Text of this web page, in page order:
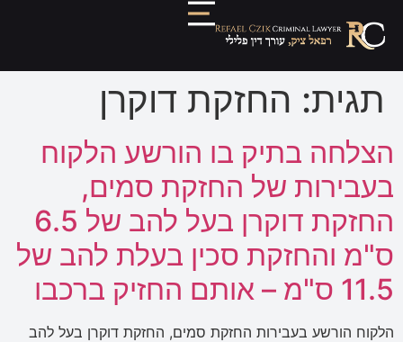
תגית: החזקת דוקרן
הצלחה בתיק בו הורשע הלקוח
בעבירות של החזקת סמים,
החזקת דוקרן בעל להב של 6.5
ס"מ והחזקת סכין בעלת להב של
11.5 ס"מ – אותם החזיק ברכבו
הלקוח הורשע בעבירות החזקת סמים, החזקת דוקרן בעל להב